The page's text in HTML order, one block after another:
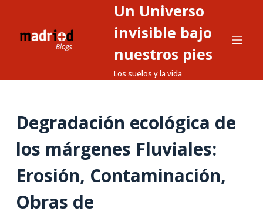
Un Universo
invisible bajo
nuestros pies
Los suelos y la vida
Degradación ecológica de
los márgenes Fluviales:
Erosión, Contaminación,
Obras de